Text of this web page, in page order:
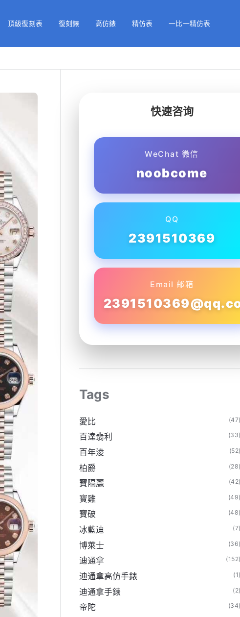
頂級復刻表 復刻錶 高仿錶 精仿表 一比一精仿表
快速咨询
WeChat 微信
noobcome
QQ
2391510369
Email 邮箱
Tags
愛比
百達翡利
百年淩
柏爵
寶隔麗
寶雞
寶破
冰藍迪
博萊士
迪通拿
迪通拿高仿手錶
迪通拿手錶
帝陀